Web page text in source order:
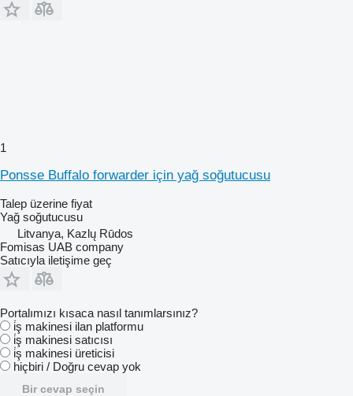
1
Ponsse Buffalo forwarder için yağ soğutucusu
Talep üzerine fiyat
Yağ soğutucusu
Litvanya, Kazlų Rūdos
Fomisas UAB company
Satıcıyla iletişime geç
Portalımızı kısaca nasıl tanımlarsınız?
i̇ş makinesi ilan platformu
i̇ş makinesi satıcısı
i̇ş makinesi üreticisi
hiçbiri / Doğru cevap yok
Bir cevap seçin